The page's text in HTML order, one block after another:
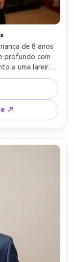
de 8 anos
profundo com
a uma lareira
acolhedora
Canon EOS
alegre,
Estilo da
↗